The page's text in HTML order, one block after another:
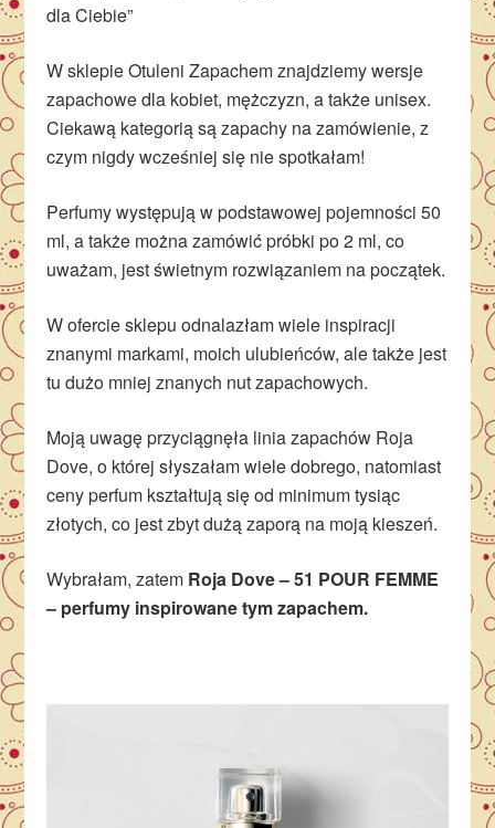
dla Ciebie”
W sklepie Otuleni Zapachem znajdziemy wersje
zapachowe dla kobiet, mężczyzn, a także unisex.
Ciekawą kategorią są zapachy na zamówienie, z
czym nigdy wcześniej się nie spotkałam!
Perfumy występują w podstawowej pojemności 50
ml, a także można zamówić próbki po 2 ml, co
uważam, jest świetnym rozwiązaniem na początek.
W ofercie sklepu odnalazłam wiele inspiracji
znanymi markami, moich ulubieńców, ale także jest
tu dużo mniej znanych nut zapachowych.
Moją uwagę przyciągnęła linia zapachów Roja
Dove, o której słyszałam wiele dobrego, natomiast
ceny perfum kształtują się od minimum tysiąc
złotych, co jest zbyt dużą zaporą na moją kieszeń.
Wybrałam, zatem Roja Dove – 51 POUR FEMME
– perfumy inspirowane tym zapachem.